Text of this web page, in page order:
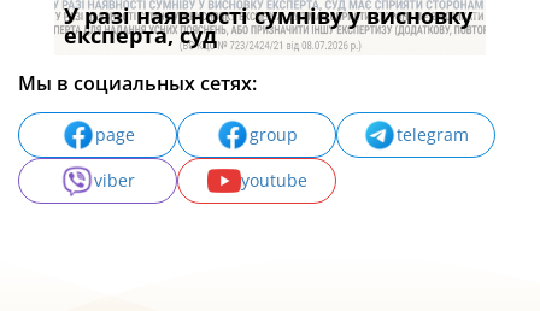
У разі наявності сумніву у висновку
експерта, суд
Мы в социальных сетях:
page group
telegram
viber
youtube